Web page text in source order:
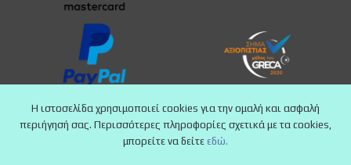
Η ιστοσελίδα χρησιμοποιεί cookies για την ομαλή και ασφαλή
περιήγησή σας. Περισσότερες πληροφορίες σχετικά με τα cookies,
μπορείτε να δείτε εδώ.